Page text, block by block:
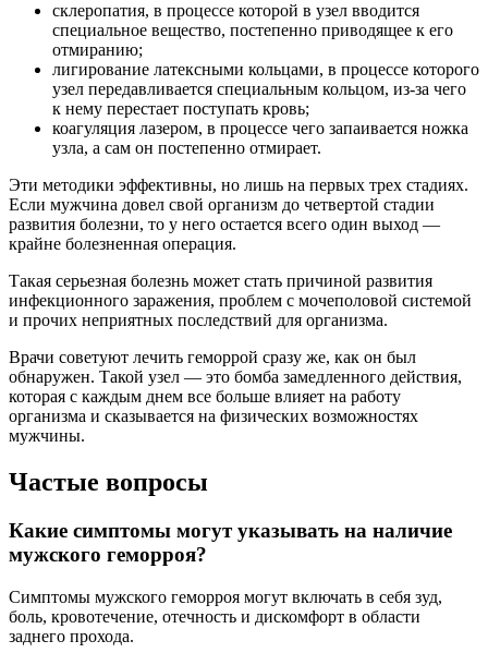
склеропатия, в процессе которой в узел вводится
специальное вещество, постепенно приводящее к его
отмиранию;
лигирование латексными кольцами, в процессе которого
узел передавливается специальным кольцом, из-за чего
к нему перестает поступать кровь;
коагуляция лазером, в процессе чего запаивается ножка
узла, а сам он постепенно отмирает.
Эти методики эффективны, но лишь на первых трех стадиях.
Если мужчина довел свой организм до четвертой стадии
развития болезни, то у него остается всего один выход —
крайне болезненная операция.
Такая серьезная болезнь может стать причиной развития
инфекционного заражения, проблем с мочеполовой системой
и прочих неприятных последствий для организма.
Врачи советуют лечить геморрой сразу же, как он был
обнаружен. Такой узел — это бомба замедленного действия,
которая с каждым днем все больше влияет на работу
организма и сказывается на физических возможностях
мужчины.
Частые вопросы
Какие симптомы могут указывать на наличие
мужского геморроя?
Симптомы мужского геморроя могут включать в себя зуд,
боль, кровотечение, отечность и дискомфорт в области
заднего прохода.